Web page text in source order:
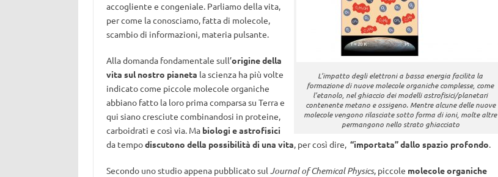
L’impatto degli elettroni a bassa energia facilita la
formazione di nuove molecole organiche complesse, come
l’etanolo, nel ghiaccio dei modelli astrofisici/planetari
contenente metano e ossigeno. Mentre alcune delle nuove
molecole vengono rilasciate sotto forma di ioni, molte altre
permangono nello strato ghiacciato
accogliente e congeniale. Parliamo della vita,
per come la conosciamo, fatta di molecole,
scambio di informazioni, materia pulsante.
Alla domanda fondamentale sull’origine della
vita sul nostro pianeta la scienza ha più volte
indicato come piccole molecole organiche
abbiano fatto la loro prima comparsa su Terra e
qui siano cresciute combinandosi in proteine,
carboidrati e così via. Ma biologi e astrofisici
da tempodiscutono della possibilità di una vita, per così dire, “importata” dallo spazio profondo.
Secondo uno studio appena pubblicato sul Journal of Chemical Physics, piccole molecole organiche